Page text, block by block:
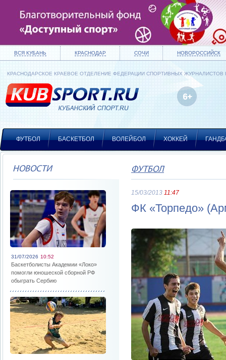
ВСЯ КУБАНЬ КРАСНОДАР СОЧИ НОВОРОССИЙСК
КРАСНОДАРСКОЕ КРАЕВОЕ ОТДЕЛЕНИЕ ФЕДЕРАЦИИ СПОРТИВНЫХ ЖУРНАЛИСТОВ
ФУТБОЛ БАСКЕТБОЛ ВОЛЕЙБОЛ ХОККЕЙ
НОВОСТИ
31/07/2026 10:52
Баскетболисты Академии «Локо»
помогли юношеской сборной РФ
обыграть Сербию
ФУТБОЛ
15/03/2013 11:47
ФК «Торпедо»